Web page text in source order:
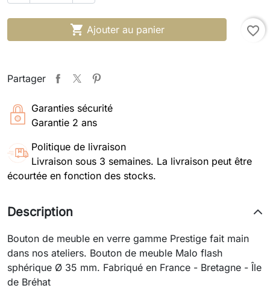
 Ajouter au panier favorite_border
Partager
Garanties sécurité
Garantie 2 ans
Politique de livraison
Livraison sous 3 semaines. La livraison peut être
écourtée en fonction des stocks.
Description
Bouton de meuble en verre gamme Prestige fait main
dans nos ateliers. Bouton de meuble Malo flash
sphérique Ø 35 mm. Fabriqué en France - Bretagne - Île
de Bréhat